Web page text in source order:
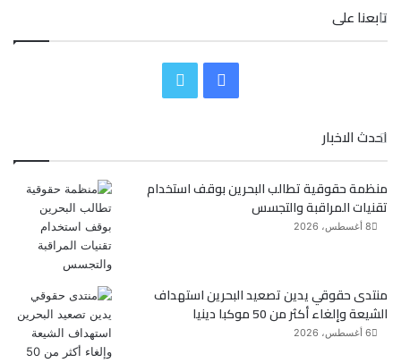
تابعنا على
ب
ت
احدث الاخبار
منظمة حقوقية تطالب البحرين بوقف استخدام
تقنيات المراقبة والتجسس
8 أغسطس، 2026
منتدى حقوقي يدين تصعيد البحرين استهداف
الشيعة وإلغاء أكثر من 50 موكبا دينيا
6 أغسطس، 2026